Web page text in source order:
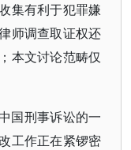
集有利于犯罪嫌
师调查取证权还
本文讨论范畴仅
国刑事诉讼的一
工作正在紧锣密